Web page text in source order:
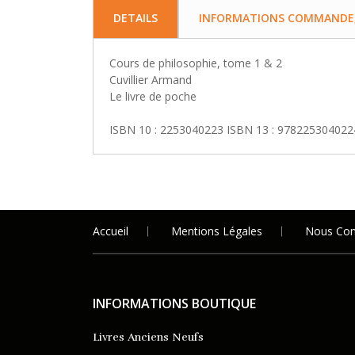
DETAILS INFORMATIONS
Cours de philosophie, tome 1 & 2
Cuvillier Armand
Le livre de poche
ISBN 10 : 2253040223 ISBN 13 :
Accueil Mentions Légales Nous
INFORMATIONS BOUTIQUE
Livres Anciens Neufs